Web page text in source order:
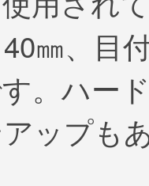
㎜、目
。ハー
ップも